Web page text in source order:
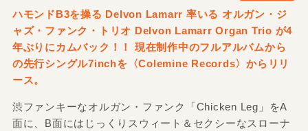
ハモンドB3を操る Delvon Lamarr 率いる オルガン・ジ
ャズ・ファンク・トリオ Delvon Lamarr Organ Trio が4
年ぶりにカムバック！！ 現在制作中のフルアルバムから
の先行シングル7inchを〈Colemine Records〉からリリ
ース。
渋ファンキーなオルガン・ファンク「Chicken Leg」をA
面に、B面にはじっくりスウィート＆セクシーなスローナ